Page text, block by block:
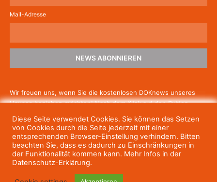
Mail-Adresse
NEWS ABONNIEREN
Wir freuen uns, wenn Sie die kostenlosen DOKnews unseres
Hauses beziehen möchten! Nach dem Klick auf den Button
um die Newsletter-Anmeldung abzuschließen. Wenn Sie unsere
Gratis-News irgendwann nicht mehr erhalten wollen, können
Siesich jederzeit einfach wieder abmelden.
Diese Seite verwendet Cookies. Sie können das Setzen
von Cookies durch die Seite jederzeit mit einer
entsprechenden Browser-Einstellung verhindern. Bitten
beachten Sie, dass es dadurch zu Einschränkungen in
der Funktionalität kommen kann. Mehr Infos in der
Datenschutz-Erklärung.